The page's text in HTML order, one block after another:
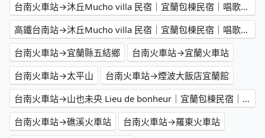
台南火車站→沐丘Mucho villa 民宿｜宜蘭包棟民宿｜唱歌烤肉｜電動麻將｜廚房｜寵物友善｜獨棟民宿
高鐵台南站→沐丘Mucho villa 民宿｜宜蘭包棟民宿｜唱歌烤肉｜電動麻將｜廚房｜寵物友善｜獨棟民宿
台南火車站→宜蘭縣五結鄉
台南火車站→宜蘭火車站
台南火車站→太平山
台南火車站→煙波大飯店宜蘭館
台南火車站→山也未央 Lieu de bonheur｜宜蘭包棟民宿｜宜蘭 Villa
台南火車站→礁溪火車站
台南火車站→羅東火車站